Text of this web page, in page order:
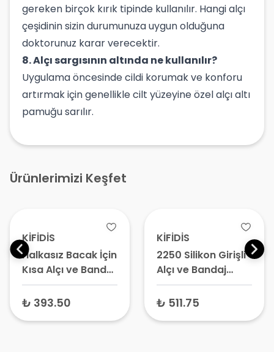
gereken birçok kırık tipinde kullanılır. Hangi alçı
çeşidinin sizin durumunuza uygun olduğuna
doktorunuz karar verecektir.
8. Alçı sargısının altında ne kullanılır?
Uygulama öncesinde cildi korumak ve konforu
artırmak için genellikle cilt yüzeyine özel alçı altı
pamuğu sarılır.
Ürünlerimizi Keşfet
KİFİDİS
Halkasız Bacak İçin
Kısa Alçı ve Bandaj
Koruyucu FS-2103
– Alçı Duş
₺ 393.50
KİFİDİS
2250 Silikon Girişli
Alçı ve Bandaj
Koruyucu (Kol için
Kısa) – Su
₺ 511.75